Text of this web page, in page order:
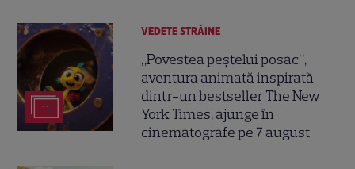
11
VEDETE STRĂINE
„Povestea peștelui posac”,
aventura animată inspirată
dintr-un bestseller The New
York Times, ajunge în
cinematografe pe 7 august